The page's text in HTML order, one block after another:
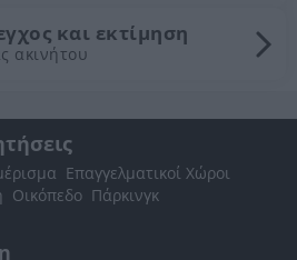
και εκτίμηση
ακινήτου
Επαγγελματικοί Χώροι
Οικόπεδο Πάρκινγκ